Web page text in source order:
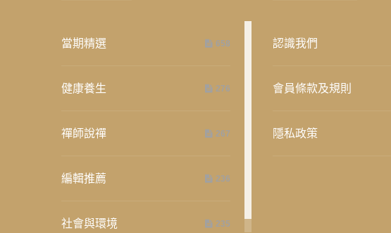
當期精選 658
健康養生 276
禪師說禪 267
編輯推薦 236
社會與環境 235
認識我們
會員條款及規則
隱私政策